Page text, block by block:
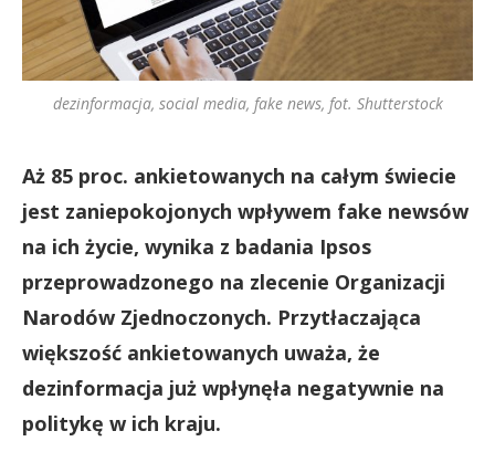
dezinformacja, social media, fake news, fot. Shutterstock
Aż 85 proc. ankietowanych na całym świecie
jest zaniepokojonych wpływem fake newsów
na ich życie, wynika z badania Ipsos
przeprowadzonego na zlecenie Organizacji
Narodów Zjednoczonych. Przytłaczająca
większość ankietowanych uważa, że
dezinformacja już wpłynęła negatywnie na
politykę w ich kraju.